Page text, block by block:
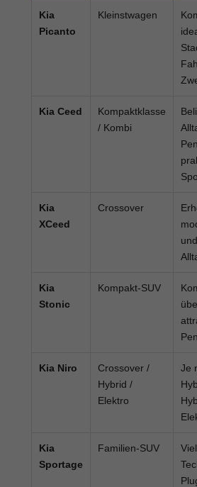
Kia
Picanto
Kleinstwagen
Kia Ceed
Kompaktklasse
/ Kombi
Kia
XCeed
Crossover
Kia
Stonic
Kompakt-SUV
Kia Niro
Crossover /
Hybrid /
Elektro
Je
Kia
Sportage
Familien-SUV